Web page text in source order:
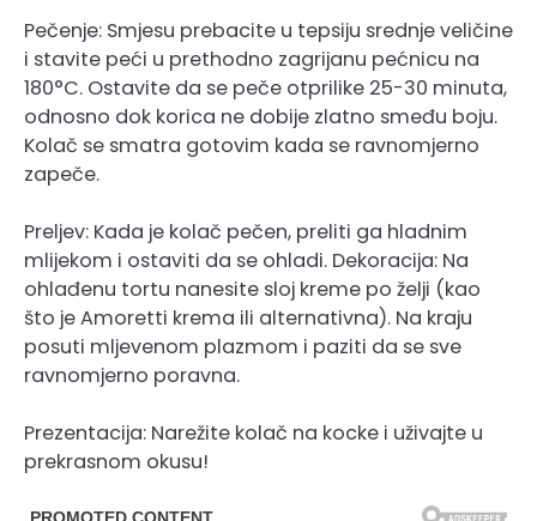
Pečenje: Smjesu prebacite u tepsiju srednje veličine
i stavite peći u prethodno zagrijanu pećnicu na
180°C. Ostavite da se peče otprilike 25-30 minuta,
odnosno dok korica ne dobije zlatno smeđu boju.
Kolač se smatra gotovim kada se ravnomjerno
zapeče.
Preljev: Kada je kolač pečen, preliti ga hladnim
mlijekom i ostaviti da se ohladi. Dekoracija: Na
ohlađenu tortu nanesite sloj kreme po želji (kao
što je Amoretti krema ili alternativna). Na kraju
posuti mljevenom plazmom i paziti da se sve
ravnomjerno poravna.
Prezentacija: Narežite kolač na kocke i uživajte u
prekrasnom okusu!